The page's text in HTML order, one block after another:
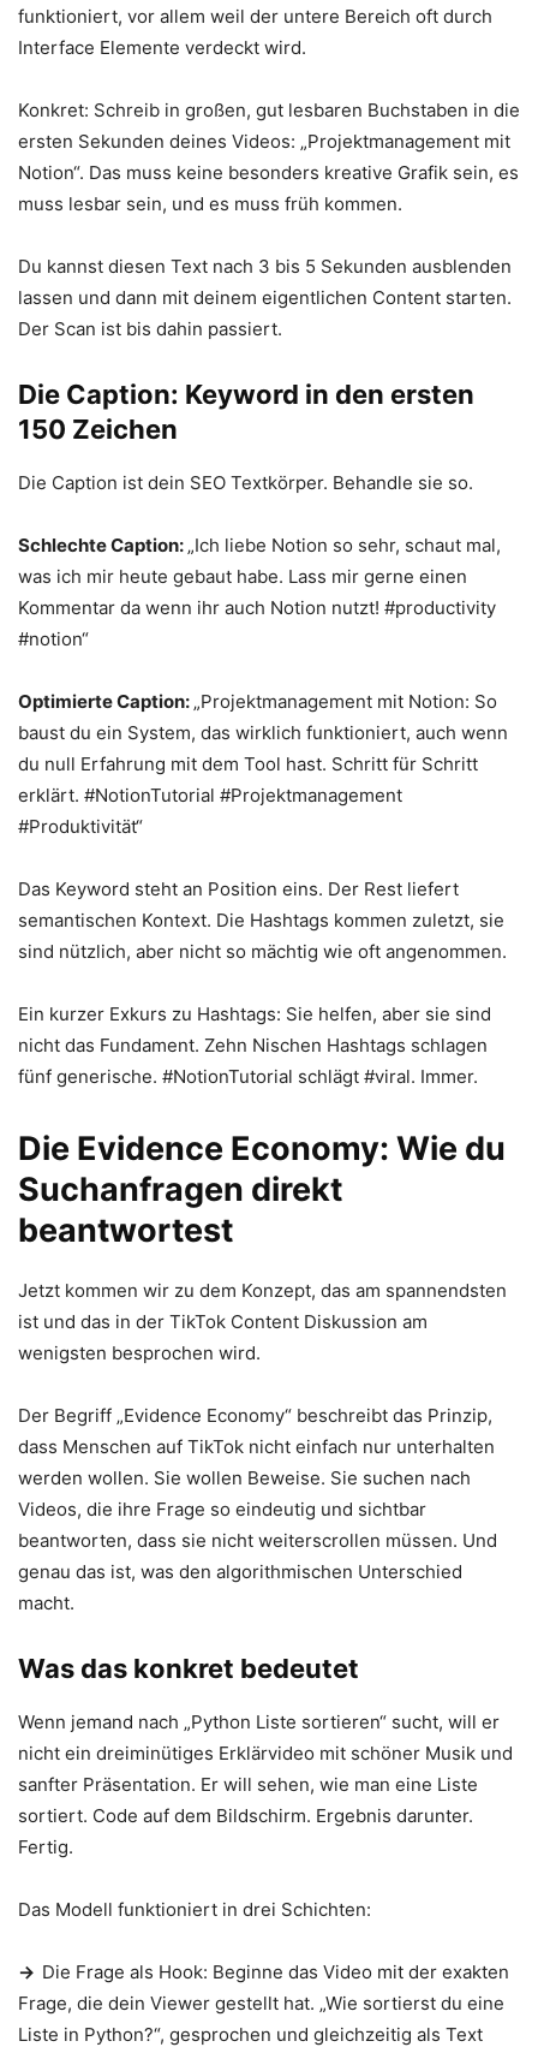
funktioniert, vor allem weil der untere Bereich oft durch
Interface Elemente verdeckt wird.
Konkret: Schreib in großen, gut lesbaren Buchstaben in die
ersten Sekunden deines Videos: „Projektmanagement mit
Notion“. Das muss keine besonders kreative Grafik sein, es
muss lesbar sein, und es muss früh kommen.
Du kannst diesen Text nach 3 bis 5 Sekunden ausblenden
lassen und dann mit deinem eigentlichen Content starten.
Der Scan ist bis dahin passiert.
Die Caption: Keyword in den ersten
150 Zeichen
Die Caption ist dein SEO Textkörper. Behandle sie so.
Schlechte Caption: „Ich liebe Notion so sehr, schaut mal,
was ich mir heute gebaut habe. Lass mir gerne einen
Kommentar da wenn ihr auch Notion nutzt! #productivity
#notion“
Optimierte Caption: „Projektmanagement mit Notion: So
baust du ein System, das wirklich funktioniert, auch wenn
du null Erfahrung mit dem Tool hast. Schritt für Schritt
erklärt. #NotionTutorial #Projektmanagement
#Produktivität“
Das Keyword steht an Position eins. Der Rest liefert
semantischen Kontext. Die Hashtags kommen zuletzt, sie
sind nützlich, aber nicht so mächtig wie oft angenommen.
Ein kurzer Exkurs zu Hashtags: Sie helfen, aber sie sind
nicht das Fundament. Zehn Nischen Hashtags schlagen
fünf generische. #NotionTutorial schlägt #viral. Immer.
Die Evidence Economy: Wie du
Suchanfragen direkt
beantwortest
Jetzt kommen wir zu dem Konzept, das am spannendsten
ist und das in der TikTok Content Diskussion am
wenigsten besprochen wird.
Der Begriff „Evidence Economy“ beschreibt das Prinzip,
dass Menschen auf TikTok nicht einfach nur unterhalten
werden wollen. Sie wollen Beweise. Sie suchen nach
Videos, die ihre Frage so eindeutig und sichtbar
beantworten, dass sie nicht weiterscrollen müssen. Und
genau das ist, was den algorithmischen Unterschied
macht.
Was das konkret bedeutet
Wenn jemand nach „Python Liste sortieren“ sucht, will er
nicht ein dreiminütiges Erklärvideo mit schöner Musik und
sanfter Präsentation. Er will sehen, wie man eine Liste
sortiert. Code auf dem Bildschirm. Ergebnis darunter.
Fertig.
Das Modell funktioniert in drei Schichten:
→ Die Frage als Hook: Beginne das Video mit der exakten
Frage, die dein Viewer gestellt hat. „Wie sortierst du eine
Liste in Python?“, gesprochen und gleichzeitig als Text